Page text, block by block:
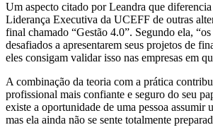
Um aspecto citado por Leandra que
Liderança Executiva da UCEFF de outras
final chamado “Gestão 4.0”. Segundo ela,
desafiados a apresentarem seus projetos de
eles consigam validar isso nas empresas em
A combinação da teoria com a prática
profissional mais confiante e seguro do seu
existe a oportunidade de uma pessoa assumir
mas ela ainda não se sente totalmente